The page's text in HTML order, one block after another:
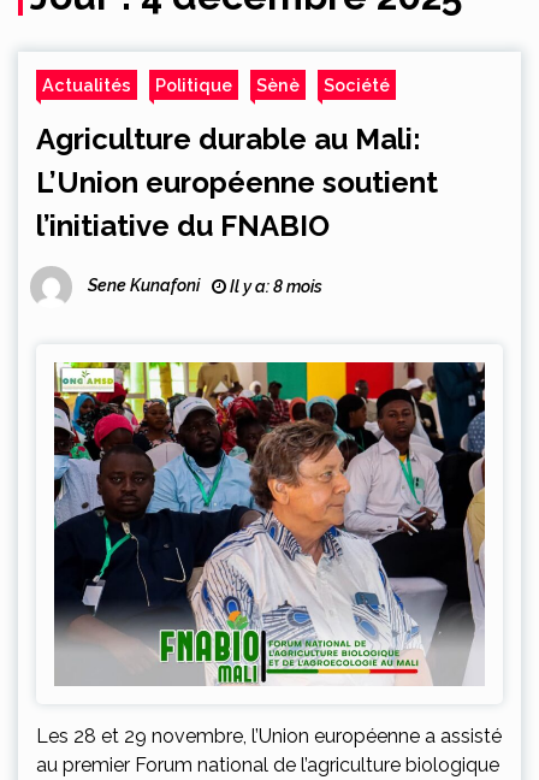
Actualités Politique Sènè Société
Agriculture durable au Mali:
L’Union européenne soutient
l’initiative du FNABIO
Sene Kunafoni Il y a: 8 mois
Les 28 et 29 novembre, l’Union européenne a assisté
au premier Forum national de l’agriculture biologique